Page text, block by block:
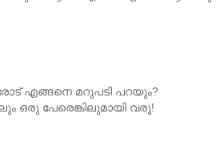
എങ്ങനെ മറുപടി പറയും?
ഒരു പേരെങ്കിലുമായി വരൂ!